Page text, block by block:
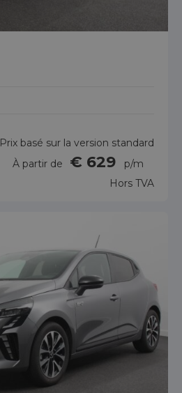
Prix basé sur la version standard
À partir de
€ 629
p/m
Hors TVA